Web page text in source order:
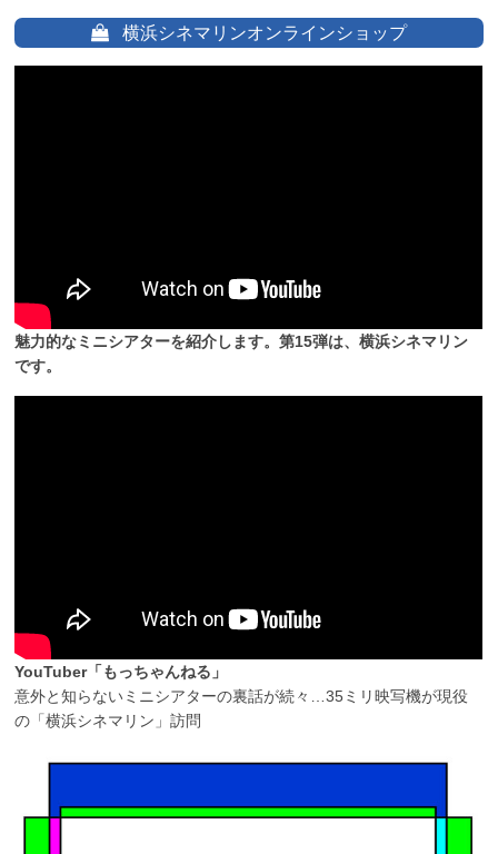
横浜シネマリンオンラインショップ
魅力的なミニシアターを紹介します。第15弾は、横浜シネマリン
です。
YouTuber「もっちゃんねる」
意外と知らないミニシアターの裏話が続々…35ミリ映写機が現役
の「横浜シネマリン」訪問